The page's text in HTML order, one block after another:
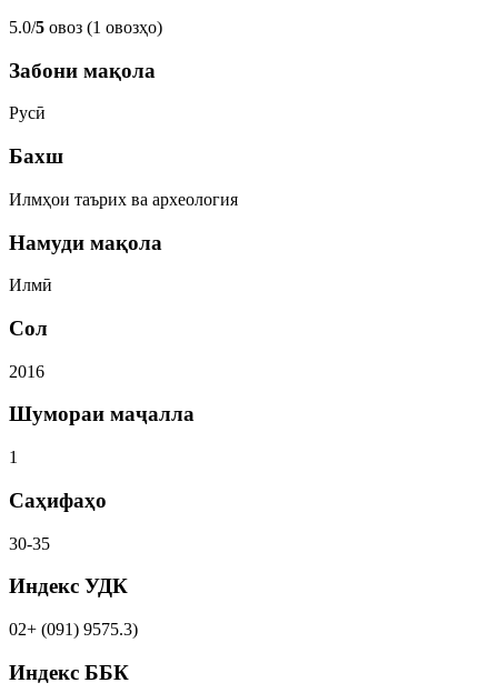
5.0/5 овоз (1 овозҳо)
Забони мақола
Русӣ
Бахш
Илмҳои таърих ва археология
Намуди мақола
Илмӣ
Сол
2016
Шумораи маҷалла
1
Саҳифаҳо
30-35
Индекс УДК
02+ (091) 9575.3)
Индекс ББК